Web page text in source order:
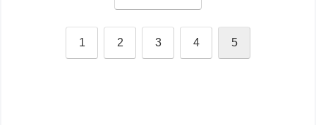
1 2 3 4 5